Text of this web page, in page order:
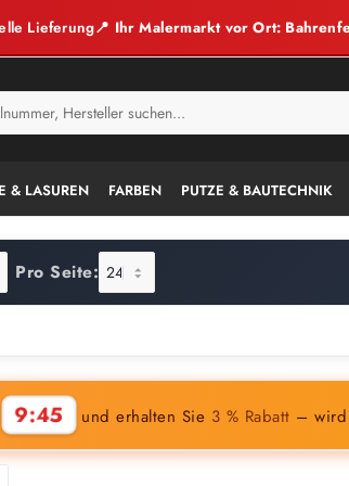
Lieferung📍 Ihr Malermarkt vor Ort:
& LASUREN FARBEN PUTZE & BAUTECHNIK
Pro Seite:
9:44 und erhalten Sie 3 % Rabatt – wird